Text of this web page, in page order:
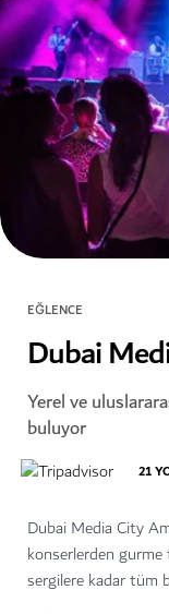
EĞLENCE
Dubai
Yerel ve
buluyor
21
Dubai Media City
konserlerden
sergilere kadar tüm